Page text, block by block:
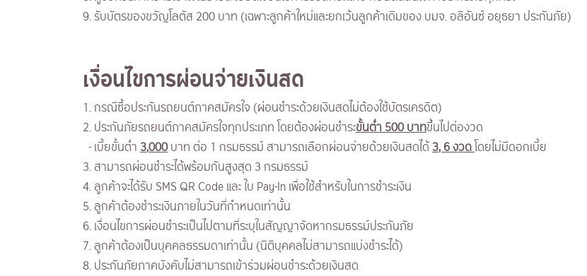
9. รับบัตรของขวัญโลตัส 200 บาท (เฉพาะลูกค้าใหม่และยกเว้นลูกค้าเดิมของ บมจ. อลิอันซ์ อยุธยา ประกันภัย)
เงื่อนไขการผ่อนจ่ายเงินสด
1. กรณีซื้อประกันรถยนต์ภาคสมัครใจ (ผ่อนชำระด้วยเงินสดไม่ต้องใช้บัตรเครดิต)
2. ประกันภัยรถยนต์ภาคสมัครใจทุกประเภท โดยต้องผ่อนชำระขั้นต่ำ 500 บาทขึ้นไปต่องวด
- เบี้ยขั้นต่ำ3,000บาท ต่อ 1 กรมธรรม์ สามารถเลือกผ่อนจ่ายด้วยเงินสดได้3,6 งวดโดยไม่มีดอกเบี้ย
3. สามารถผ่อนชำระได้พร้อมกันสูงสุด 3 กรมธรรม์
4. ลูกค้าจะได้รับ SMS QR Code และ ใบ Pay-In เพื่อใช้สำหรับในการชำระเงิน
5. ลูกค้าต้องชำระเงินภายในวันที่กำหนดเท่านั้น
6. เงื่อนไขการผ่อนชำระเป็นไปตามที่ระบุในสัญญาจัดหากรมธรรม์ประกันภัย
7. ลูกค้าต้องเป็นบุคคลธรรมดาเท่านั้น (นิติบุคคลไม่สามารถแบ่งชำระได้)
8. ประกันภัยภาคบังคับไม่สามารถเข้าร่วมผ่อนชำระด้วยเงินสด